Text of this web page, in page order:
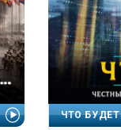
ЧТО БУДЕТ